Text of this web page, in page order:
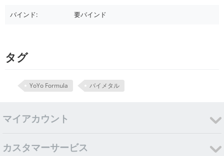
バインド: 要バインド
タグ
YoYo Formula バイメタル
マイアカウント
カスタマーサービス